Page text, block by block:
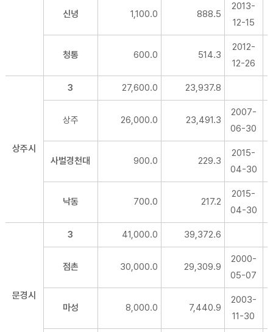
신녕 1,100.0 888.5
2013-
12-15
청통 600.0 514.3
2012-
12-26
상주시
3 27,600.0 23,937.8
상주 26,000.0 23,491.3
2007-
06-30
사벌경천대 900.0 229.3
2015-
04-30
낙동 700.0 217.2
2015-
04-30
문경시
3 41,000.0 39,372.6
점촌 30,000.0 29,309.9
2000-
05-07
마성 8,000.0 7,440.9
2003-
11-30